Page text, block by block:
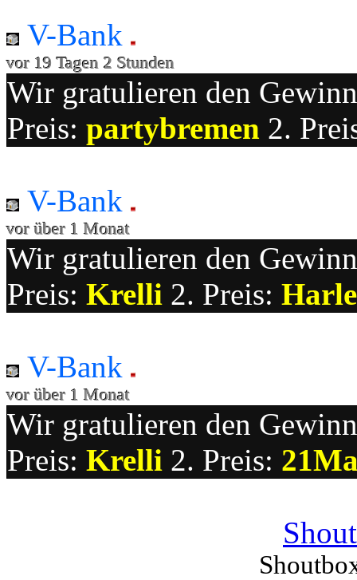
V-Bank
vor 19 Tagen 2 Stunden
Wir gratulieren den
Preis: partybremen 2.
V-Bank
vor über 1 Monat
Wir gratulieren den
Preis: Krelli 2. Preis:
V-Bank
vor über 1 Monat
Wir gratulieren den
Preis: Krelli 2. Preis: